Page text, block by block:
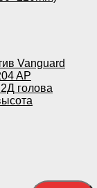
Vanguard
AP
голова